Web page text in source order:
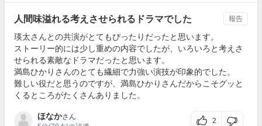
人間味溢れる考えさせられるドラマでした
瑛太さんとの共演がとてもぴったりだったと思います。
ストーリー的には少し重めの内容でしたが、いろいろと考えさ
せられる素敵なドラマだったと思います。
満島ひかりさんのとても繊細で力強い演技が印象的でした。
難しい役だと思うのですが、満島ひかりさんだからこそグッと
くるところがたくさんありました。
ほなかさん
2
報告